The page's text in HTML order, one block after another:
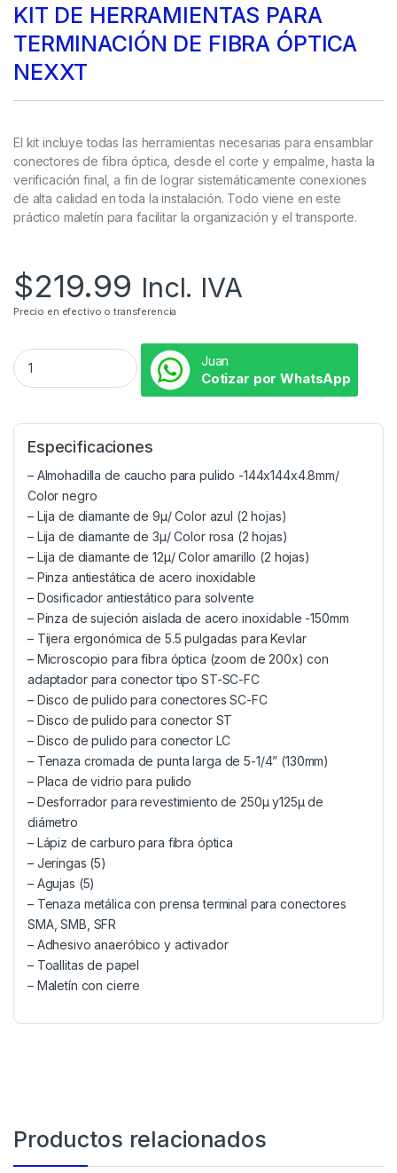
KIT DE HERRAMIENTAS PARA
TERMINACIÓN DE FIBRA ÓPTICA
NEXXT
El kit incluye todas las herramientas necesarias para ensamblar
conectores de fibra óptica, desde el corte y empalme, hasta la
verificación final, a fin de lograr sistemáticamente conexiones
de alta calidad en toda la instalación. Todo viene en este
práctico maletín para facilitar la organización y el transporte.
$219.99 Incl. IVA
Precio en efectivo o transferencia
Juan
Cotizar por WhatsApp
Especificaciones
– Almohadilla de caucho para pulido -144x144x4.8mm/
Color negro
– Lija de diamante de 9µ/ Color azul (2 hojas)
– Lija de diamante de 3µ/ Color rosa (2 hojas)
– Lija de diamante de 12µ/ Color amarillo (2 hojas)
– Pinza antiestática de acero inoxidable
– Dosificador antiestático para solvente
– Pinza de sujeción aislada de acero inoxidable -150mm
– Tijera ergonómica de 5.5 pulgadas para Kevlar
– Microscopio para fibra óptica (zoom de 200x) con
adaptador para conector tipo ST-SC-FC
– Disco de pulido para conectores SC-FC
– Disco de pulido para conector ST
– Disco de pulido para conector LC
– Tenaza cromada de punta larga de 5-1/4” (130mm)
– Placa de vidrio para pulido
– Desforrador para revestimiento de 250µ y125µ de
diámetro
– Lápiz de carburo para fibra óptica
– Jeringas (5)
– Agujas (5)
– Tenaza metálica con prensa terminal para conectores
SMA, SMB, SFR
– Adhesivo anaeróbico y activador
– Toallitas de papel
– Maletín con cierre
Productos relacionados